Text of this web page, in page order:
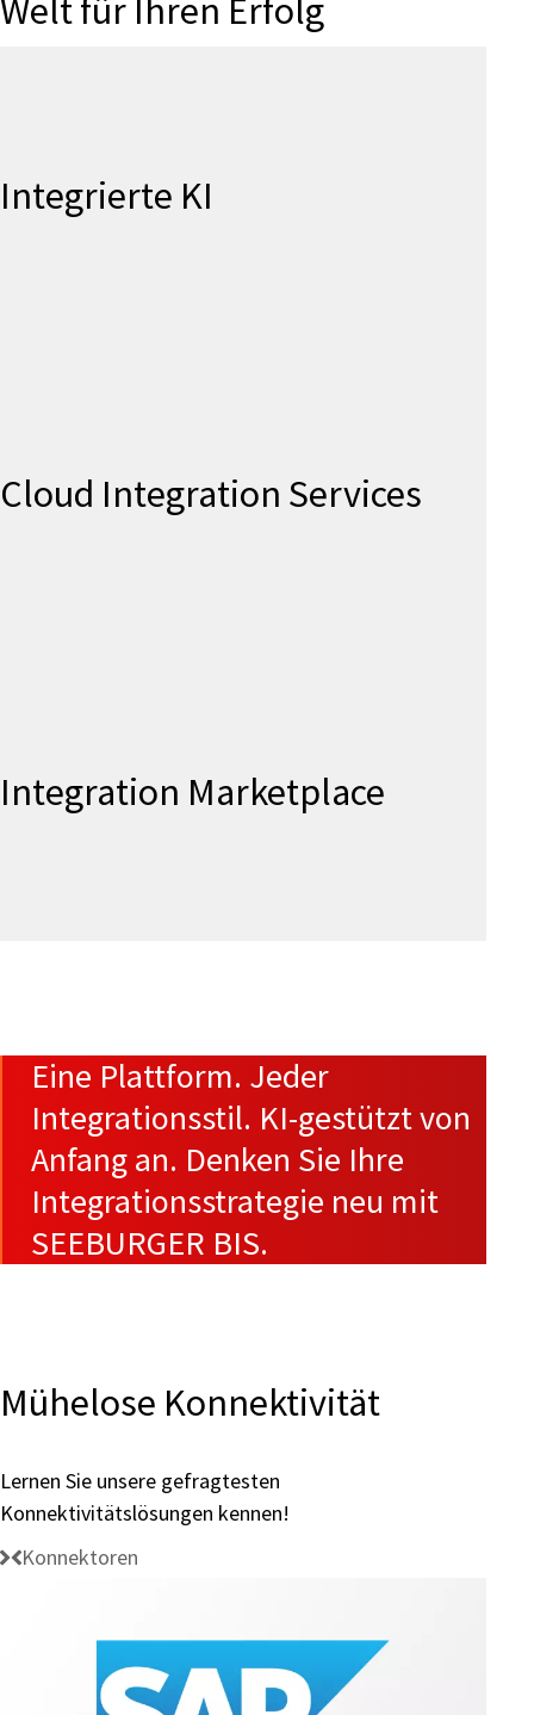
Welt für Ihren Erfolg
Integrierte KI
Cloud Integration Services
Integration Marketplace
Eine Plattform. Jeder
Integrationsstil. KI-gestützt von
Anfang an. Denken Sie Ihre
Integrationsstrategie neu mit
SEEBURGER BIS.
Mühelose Konnektivität
Lernen Sie unsere gefragtesten
Konnektivitätslösungen kennen!
Konnektoren